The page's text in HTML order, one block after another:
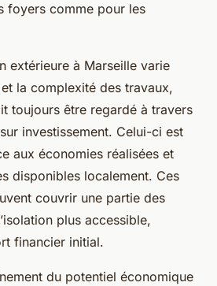
foyers comme pour les
extérieure à Marseille varie
la complexité des travaux,
toujours être regardé à travers
investissement. Celui-ci est
aux économies réalisées et
disponibles localement. Ces
couvrir une partie des
plus accessible,
financier initial.
du potentiel économique